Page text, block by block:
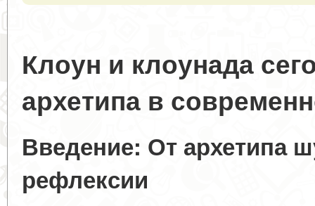
Клоун и клоунада
архетипа в
Введение: От архетипа
рефлексии